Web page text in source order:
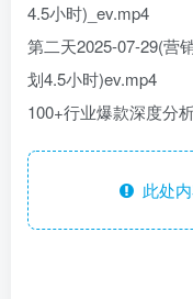
4.5小时)_ev.mp4
第二天2025-07-29(营
划4.5小时)ev.mp4
100+行业爆款深度分
此处内